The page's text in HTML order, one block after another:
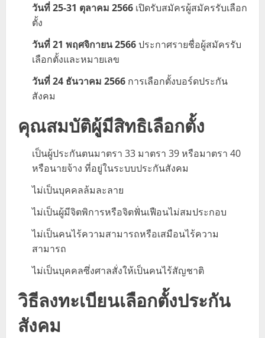
วันที่ 25-31 ตุลาคม 2566 เปิดรับสมัครผู้สมัครรับเลือก
ตั้ง
วันที่ 21 พฤศจิกายน 2566ประกาศรายชื่อผู้สมัครรับ
เลือกตั้งและหมายเลข
วันที่ 24 ธันวาคม 2566 การเลือกตั้งบอร์ดประกัน
สังคม
คุณสมบัติผู้มีสิทธิเลือกตั้ง
เป็นผู้ประกันตนมาตรา 33 มาตรา 39 หรือมาตรา 40
หรือนายจ้าง ที่อยู่ในระบบประกันสังคม
ไม่เป็นบุคคลล้มละลาย
ไม่เป็นผู้มีจิตพิการหรือจิตฟั่นเฟือนไม่สมประกอบ
ไม่เป็นคนไร้ความสามารถหรือเสมือนไร้ความ
สามารถ
ไม่เป็นบุคคลซึ่งศาลสั่งให้เป็นคนไร้สัญชาติ
วิธีลงทะเบียนเลือกตั้งประกัน
สังคม